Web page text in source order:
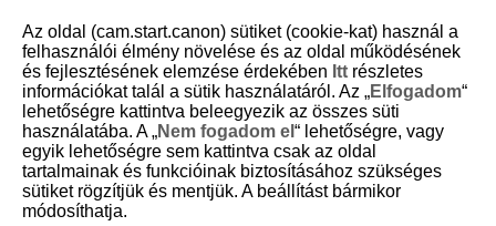
3 Register People Priority
This chapter covers the register people priority function, which detects
people registered on the camera and prioritizes focusing on them rather
than others.
3-1 Register People Priority Function Overview
Az oldal (cam.start.canon) sütiket (cookie-kat) használ a
felhasználói élmény növelése és az oldal működésének
és fejlesztésének elemzése érdekében Itt részletes
információkat talál a sütik használatáról. Az „Elfogadom“
lehetőségre kattintva beleegyezik az összes süti
használatába. A „Nem fogadom el “ lehetőségre, vagy
egyik lehetőségre sem kattintva csak az oldal
tartalmainak és funkcióinak biztosításához szükséges
sütiket rögzítjük és mentjük. A beállítást bármikor
módosíthatja.